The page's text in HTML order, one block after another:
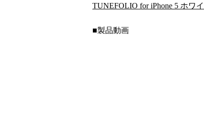
TUNEFOLIO for iPhone 5 ホワイ
■製品動画